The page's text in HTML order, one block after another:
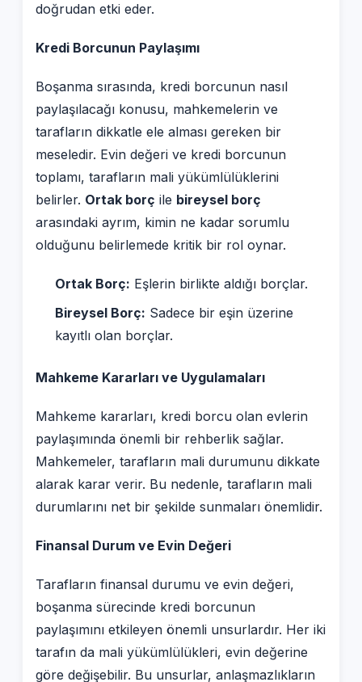
doğrudan etki eder.
Kredi Borcunun Paylaşımı
Boşanma sırasında, kredi borcunun nasıl
paylaşılacağı konusu, mahkemelerin ve
tarafların dikkatle ele alması gereken bir
meseledir. Evin değeri ve kredi borcunun
toplamı, tarafların mali yükümlülüklerini
belirler. Ortak borç ile bireysel borç
arasındaki ayrım, kimin ne kadar sorumlu
olduğunu belirlemede kritik bir rol oynar.
Ortak Borç: Eşlerin birlikte aldığı borçlar.
Bireysel Borç: Sadece bir eşin üzerine
kayıtlı olan borçlar.
Mahkeme Kararları ve Uygulamaları
Mahkeme kararları, kredi borcu olan evlerin
paylaşımında önemli bir rehberlik sağlar.
Mahkemeler, tarafların mali durumunu dikkate
alarak karar verir. Bu nedenle, tarafların mali
durumlarını net bir şekilde sunmaları önemlidir.
Finansal Durum ve Evin Değeri
Tarafların finansal durumu ve evin değeri,
boşanma sürecinde kredi borcunun
paylaşımını etkileyen önemli unsurlardır. Her iki
tarafın da mali yükümlülükleri, evin değerine
göre değişebilir. Bu unsurlar, anlaşmazlıkların